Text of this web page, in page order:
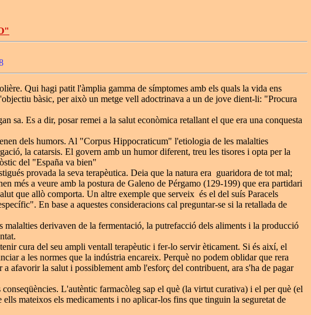
Qui hagi patit l'àmplia gamma de símptomes amb els quals la vida ens
bàsic, per això un metge vell adoctrinava a un de jove dient-li: "Procura
sa. Es a dir, posar remei a la salut econòmica retallant el que era una conquesta
dels humors. Al "Corpus Hippocraticum" l'etiologia de les malalties
la catarsis. El govern amb un humor diferent, treu les tisores i opta per la
del "España va bien"
provada la seva terapèutica. Deia que la natura era guaridora de tot mal;
més a veure amb la postura de Galeno de Pérgamo (129-199) que era partidari
que allò comporta. Un altre exemple que serveix és el del suís Paracels
En base a aquestes consideracions cal preguntar-se si la retallada de
derivaven de la fermentació, la putrefacció dels aliments i la producció
cura del seu ampli ventall terapèutic i fer-lo servir èticament. Si és així, el
a les normes que la indústria encareix. Perquè no podem oblidar que rera
afavorir la salut i possiblement amb l'esforç del contribuent, ara s'ha de pagar
L'autèntic farmacòleg sap el què (la virtut curativa) i el per què (el
mateixos els medicaments i no aplicar-los fins que tinguin la seguretat de